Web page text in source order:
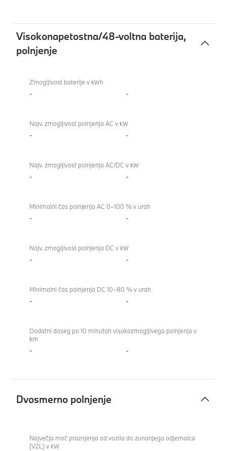
Visokonapetostna/48-voltna baterija,
polnjenje
voltna
baterija,
Zmogljivost baterije v kWh
- -
Najv. zmogljivost polnjenja AC v kW
- -
Najv. zmogljivost polnjenja AC/DC v kW
- -
Minimalni čas polnjenja AC 0–100 % v urah
- -
Najv. zmogljivost polnjenja DC v kW
- -
Minimalni čas polnjenja DC 10–80 % v urah
- -
Dodatni doseg po 10 minutah visokozmogljivega polnjenja v
km
- -
Dvosmerno polnjenje
polnjenje
Največja moč praznjenja od vozila do zunanjega odjemalca
(V2L) v kW